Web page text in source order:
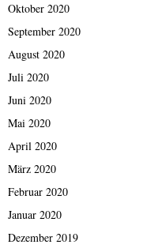
Oktober 2020
September 2020
August 2020
Juli 2020
Juni 2020
Mai 2020
April 2020
März 2020
Februar 2020
Januar 2020
Dezember 2019